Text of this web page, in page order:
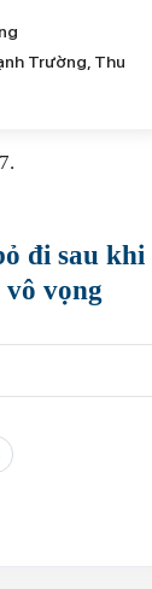
Trường, Thu
đi sau khi
vọng